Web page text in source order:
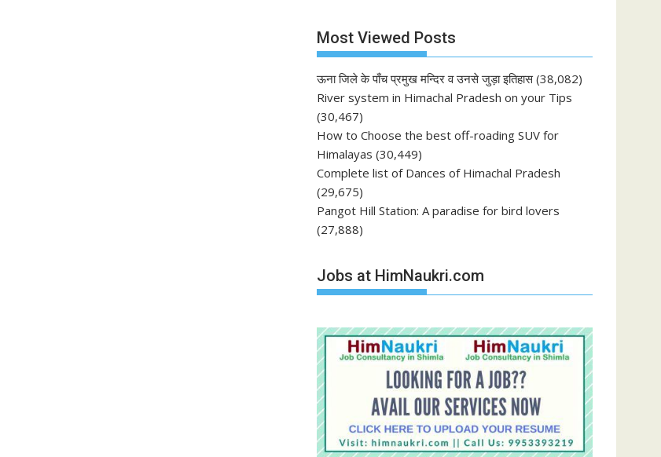
Most Viewed Posts
ऊना जिले के पाँच प्रमुख मन्दिर व उनसे जुड़ा इतिहास (38,082)
River system in Himachal Pradesh on your Tips
(30,467)
How to Choose the best off-roading SUV for
Himalayas (30,449)
Complete list of Dances of Himachal Pradesh
(29,675)
Pangot Hill Station: A paradise for bird lovers
(27,888)
Jobs at HimNaukri.com